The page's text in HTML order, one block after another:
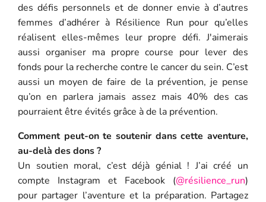
des défis personnels et de donner envie à d’autres
femmes d’adhérer à Résilience Run pour qu’elles
réalisent elles-mêmes leur propre défi. J'aimerais
aussi organiser ma propre course pour lever des
fonds pour la recherche contre le cancer du sein. C’est
aussi un moyen de faire de la prévention, je pense
qu’on en parlera jamais assez mais 40% des cas
pourraient être évités grâce à de la prévention.
Comment peut-on te soutenir dans cette aventure,
au-delà des dons ?
Un soutien moral, c’est déjà génial ! J’ai créé un
compte Instagram et Facebook (@résilience_run)
pour partager l’aventure et la préparation. Partagez